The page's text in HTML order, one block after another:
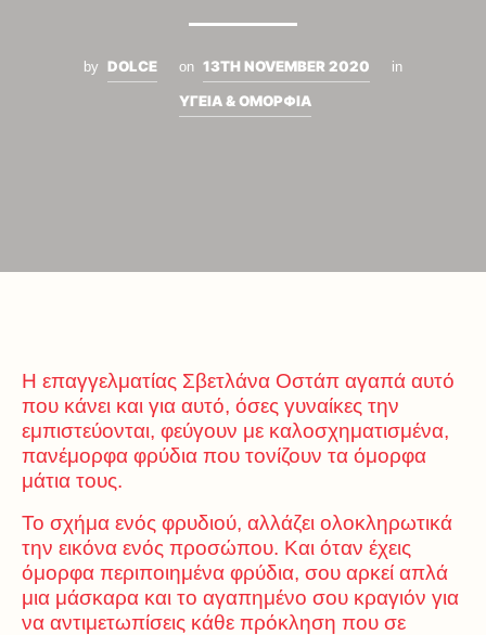
by DOLCE on 13TH NOVEMBER 2020 in
ΥΓΕΙΑ & ΟΜΟΡΦΙΑ
Η επαγγελματίας Σβετλάνα Οστάπ αγαπά αυτό
που κάνει και για αυτό, όσες γυναίκες την
εμπιστεύονται, φεύγουν με καλοσχηματισμένα,
πανέμορφα φρύδια που τονίζουν τα όμορφα
μάτια τους.
Το σχήμα ενός φρυδιού, αλλάζει ολοκληρωτικά
την εικόνα ενός προσώπου. Και όταν έχεις
όμορφα περιποιημένα φρύδια, σου αρκεί απλά
μια μάσκαρα και το αγαπημένο σου κραγιόν για
να αντιμετωπίσεις κάθε πρόκληση που σε